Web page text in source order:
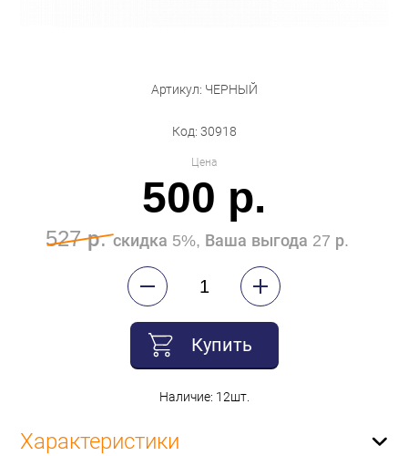
Артикул: ЧЕРНЫЙ
Код: 30918
Цена
500 р.
527 р.скидка 5%, Ваша выгода 27 р.
Купить
Наличие: 12шт.
Характеристики